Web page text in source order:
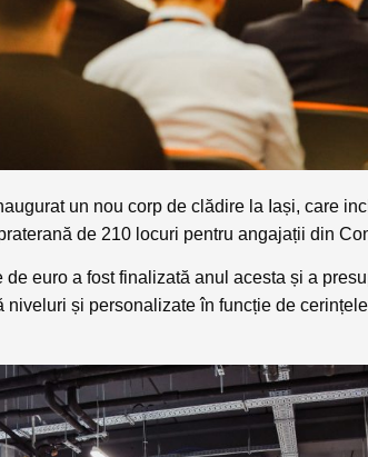
un nou corp de clădire la Iași, care
de 210 locuri pentru angajații din
de euro a fost finalizată anul acesta și a
niveluri și personalizate în funcție de